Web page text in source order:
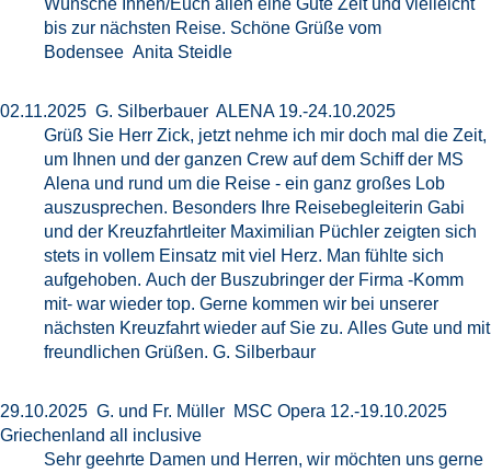
Wünsche Ihnen/Euch allen eine Gute Zeit und vielleicht
bis zur nächsten Reise. Schöne Grüße vom
Bodensee Anita Steidle
02.11.2025 G. Silberbauer ALENA 19.-24.10.2025
Grüß Sie Herr Zick, jetzt nehme ich mir doch mal die Zeit,
um Ihnen und der ganzen Crew auf dem Schiff der MS
Alena und rund um die Reise - ein ganz großes Lob
auszusprechen. Besonders Ihre Reisebegleiterin Gabi
und der Kreuzfahrtleiter Maximilian Püchler zeigten sich
stets in vollem Einsatz mit viel Herz. Man fühlte sich
aufgehoben. Auch der Buszubringer der Firma -Komm
mit- war wieder top. Gerne kommen wir bei unserer
nächsten Kreuzfahrt wieder auf Sie zu. Alles Gute und mit
freundlichen Grüßen. G. Silberbaur
29.10.2025 G. und Fr. Müller MSC Opera 12.-19.10.2025
Griechenland all inclusive
Sehr geehrte Damen und Herren, wir möchten uns gerne